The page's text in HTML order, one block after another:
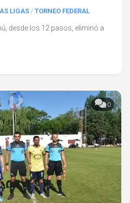
LIGAS / TORNEO FEDERAL
desde los 12 pasos, eliminó a
0